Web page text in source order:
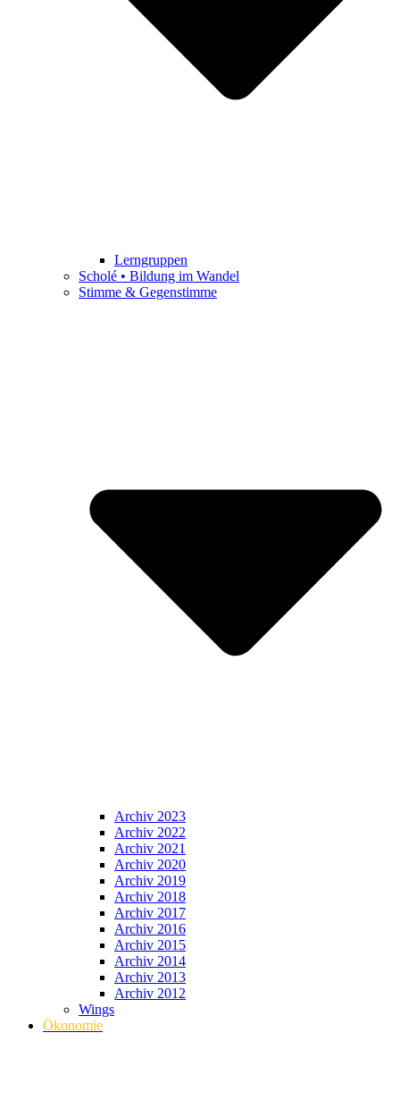
Lerngruppen
Scholé • Bildung im Wandel
Stimme & Gegenstimme
Archiv 2023
Archiv 2022
Archiv 2021
Archiv 2020
Archiv 2019
Archiv 2018
Archiv 2017
Archiv 2016
Archiv 2015
Archiv 2014
Archiv 2013
Archiv 2012
Wings
Ökonomie